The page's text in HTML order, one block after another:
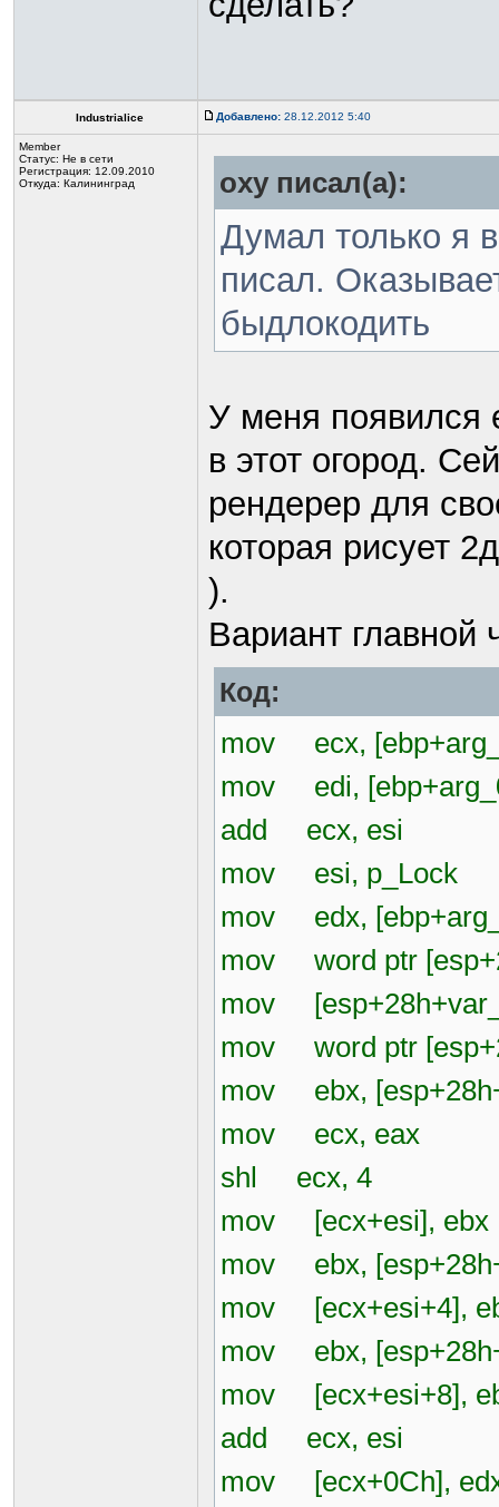
Industrialice Добавлено: 28.12.2012 5:40
Member
Статус: Не в сети
Регистрация: 12.09.2010
Откуда: Калининград
oxy писал(а):
Думал только я
писал.
быдлокодить
У меня появился
в этот огород.
рендерер для
которая рисует
).
Вариант главной
Код:
mov ecx,
mov edi,
add ecx, esi
mov esi, p_Lock
mov edx,
mov word ptr
mov
mov word ptr
mov ebx,
mov ecx, eax
shl ecx, 4
mov [ecx+esi], ebx
mov ebx,
mov [ecx+esi+4],
mov ebx,
mov [ecx+esi+8],
add ecx, esi
mov [ecx+0Ch],